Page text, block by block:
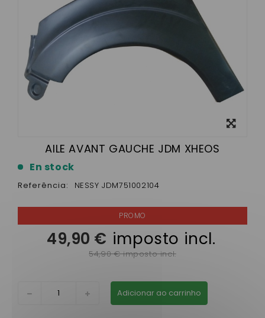
AILE AVANT GAUCHE JDM XHEOS
En stock
Referência: NESSY JDM751002104
49,90 € imposto incl.
54,90 € imposto incl.
Adicionar ao carrinho